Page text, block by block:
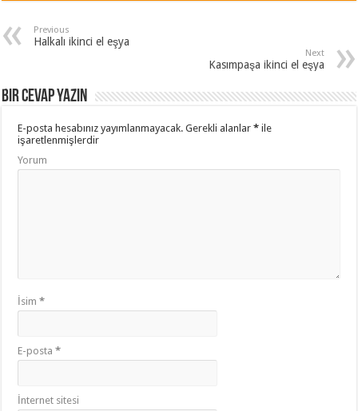
Previous
Halkalı ikinci el eşya
Next
Kasımpaşa ikinci el eşya
Bir cevap yazın
E-posta hesabınız yayımlanmayacak. Gerekli alanlar* ile
işaretlenmişlerdir
Yorum
İsim*
E-posta*
İnternet sitesi